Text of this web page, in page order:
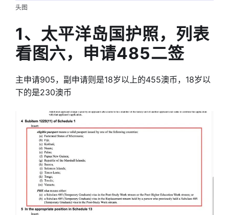
头图
1、太平洋岛国护照，列表
看图六，申请485二签
主申请905，副申请则是18岁以上的455澳币，18岁以
下的是230澳币